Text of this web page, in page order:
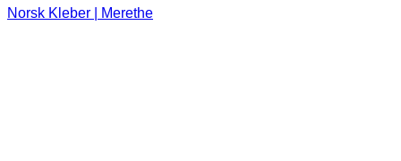
Norsk Kleber | Merethe